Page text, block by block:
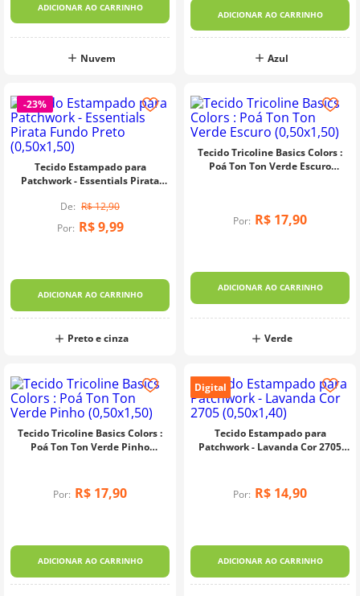
ADICIONAR AO CARRINHO
Nuvem
ADICIONAR AO CARRINHO
Azul
-23%
Tecido Estampado para
Patchwork - Essentials Pirata
R$12,90
Por: R$ 9,99
ADICIONAR AO CARRINHO
Preto e cinza
Tecido Tricoline Basics Colors :
Poá Ton Ton Verde Escuro
Por: R$ 17,90
ADICIONAR AO CARRINHO
Verde
Tecido Tricoline Basics Colors :
Poá Ton Ton Verde Pinho
Por: R$ 17,90
ADICIONAR AO CARRINHO
Digital
Tecido Estampado para
Patchwork - Lavanda Cor 2705
Por: R$ 14,90
ADICIONAR AO CARRINHO